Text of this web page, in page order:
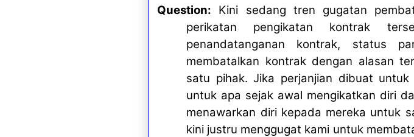
Question:
Kini sedang tren gugatan
perikatan pengikatan kontrak
penandatanganan kontrak, status
membatalkan kontrak dengan alasan
satu pihak. Jika perjanjian dibuat
untuk apa sejak awal mengikatkan diri
menawarkan diri kepada mereka untuk
kini justru menggugat kami untuk